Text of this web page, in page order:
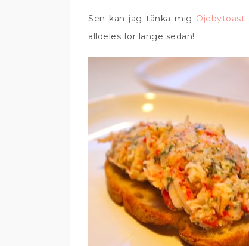
Sen kan jag tänka mig Öjebytoast
alldeles för länge sedan!